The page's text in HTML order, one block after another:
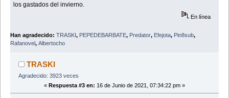
los gastados del invierno.
En línea
Han agradecido: TRASKI, PEPEDEBARBATE, Predator, Efejota, Pin8sub,
Rafanovel, Albertocho
TRASKI
Agradecido: 3923 veces
« Respuesta #3 en: 16 de Junio de 2021, 07:34:22 pm »